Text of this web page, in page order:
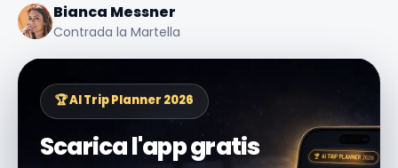
Bianca Messner
Contrada la Martella
🏆 AI Trip Planner 2026
Scarica l'app gratis